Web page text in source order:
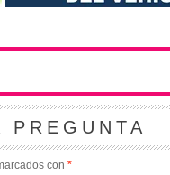
PREGUNTA
con*